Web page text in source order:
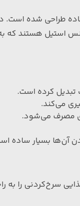
طراحی شده
استیل هستند که
تبدیل کرده است.
می‌کند.
مصرف می‌شود.
آن‌ها بسیار ساده
سرخ‌کردنی را به